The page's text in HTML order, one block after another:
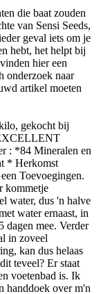
die baat zouden
van Sensi Seeds,
geval iets om je
hebt, het helpt bij
hier een
onderzoek naar
artikel moeten
gekocht bij
: *84 Mineralen en
* Herkomst
Toevoegingen.
kommetje
water, dus 'n halve
water ernaast, in
dagen mee. Verder
in zoveel
kan dus helaas
teveel? Er staat
voetenbad is. Ik
handdoek over m'n